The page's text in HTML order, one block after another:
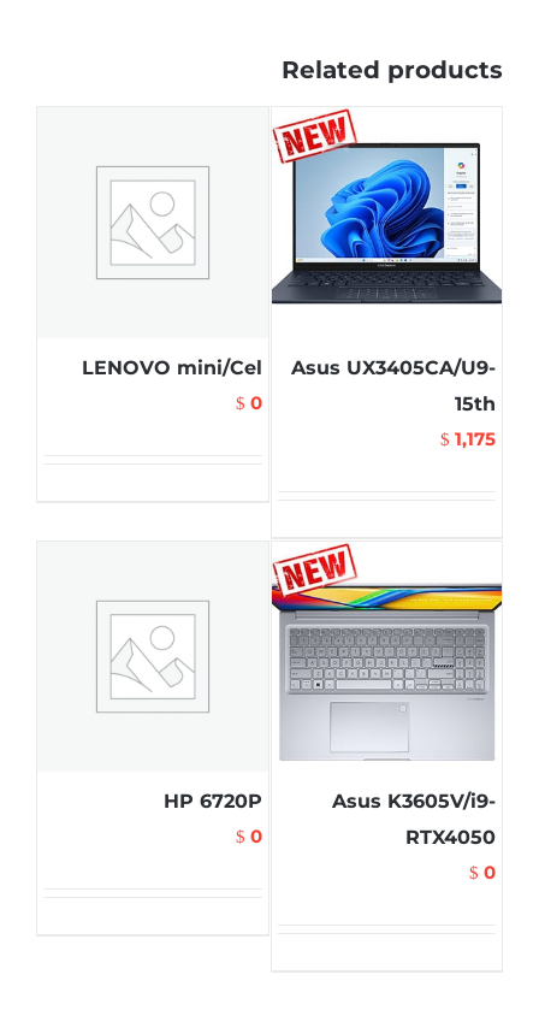
Related products
Asus UX3405CA/U9-
15th
$ 1,175
LENOVO mini/Cel
$ 0
Asus K3605V/i9-
RTX4050
$ 0
HP 6720P
$ 0